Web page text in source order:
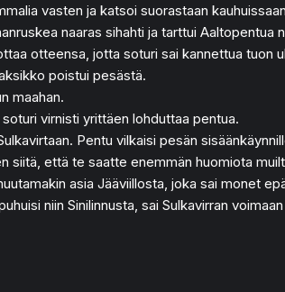
vasten ja katsoi suorastaan
naaras sihahti ja tarttui
otteensa, jotta soturi sai kannettua tuon
poistui pesästä.
maahan.
virnisti yrittäen lohduttaa pentua.
Pentu vilkaisi pesän
siitä, että te saatte enemmän huomiota
asia Jääviillosta, joka sai monet
niin Sinilinnusta, sai Sulkavirran